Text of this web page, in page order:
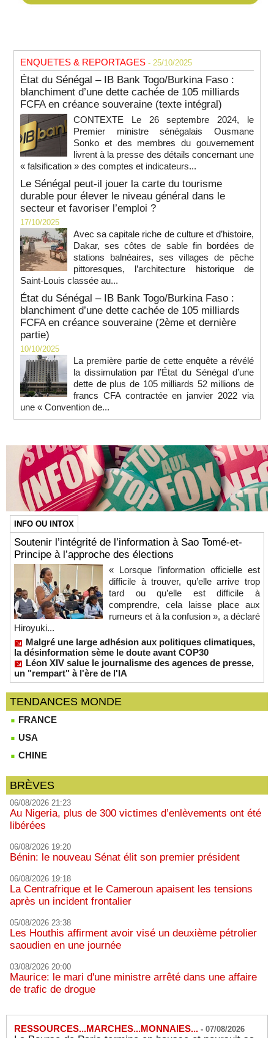
ENQUETES & REPORTAGES - 25/10/2025
État du Sénégal – IB Bank Togo/Burkina Faso :
blanchiment d’une dette cachée de 105 milliards
FCFA en créance souveraine (texte intégral)
CONTEXTE Le 26 septembre 2024, le
Premier ministre sénégalais Ousmane
Sonko et des membres du gouvernement
livrent à la presse des détails concernant une
« falsification » des comptes et indicateurs...
Le Sénégal peut-il jouer la carte du tourisme
durable pour élever le niveau général dans le
secteur et favoriser l’emploi ?
17/10/2025
Avec sa capitale riche de culture et d’histoire,
Dakar, ses côtes de sable fin bordées de
stations balnéaires, ses villages de pêche
pittoresques, l’architecture historique de
Saint-Louis classée au...
État du Sénégal – IB Bank Togo/Burkina Faso :
blanchiment d’une dette cachée de 105 milliards
FCFA en créance souveraine (2ème et dernière
partie)
10/10/2025
La première partie de cette enquête a révélé
la dissimulation par l’État du Sénégal d’une
dette de plus de 105 milliards 52 millions de
francs CFA contractée en janvier 2022 via
une « Convention de...
INFO OU INTOX
Soutenir l’intégrité de l’information à Sao Tomé-et-
Principe à l’approche des élections
« Lorsque l’information officielle est
difficile à trouver, qu’elle arrive trop
tard ou qu’elle est difficile à
comprendre, cela laisse place aux
rumeurs et à la confusion », a déclaré
Hiroyuki...
Malgré une large adhésion aux politiques climatiques,
la désinformation sème le doute avant COP30
Léon XIV salue le journalisme des agences de presse,
un "rempart" à l'ère de l'IA
TENDANCES MONDE
FRANCE
USA
CHINE
BRÈVES
06/08/2026 21:23
Au Nigeria, plus de 300 victimes d’enlèvements ont été
libérées
06/08/2026 19:20
Bénin: le nouveau Sénat élit son premier président
06/08/2026 19:18
La Centrafrique et le Cameroun apaisent les tensions
après un incident frontalier
05/08/2026 23:38
Les Houthis affirment avoir visé un deuxième pétrolier
saoudien en une journée
03/08/2026 20:00
Maurice: le mari d'une ministre arrêté dans une affaire
de trafic de drogue
RESSOURCES...MARCHES...MONNAIES... - 07/08/2026